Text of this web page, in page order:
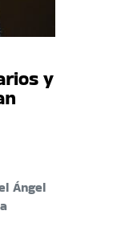
y
Ángel